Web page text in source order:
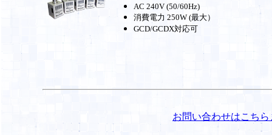
AC 240V (50/60Hz)
消費電力 250W (最大）
GCD/GCDX対応可
お問い合わせはこち